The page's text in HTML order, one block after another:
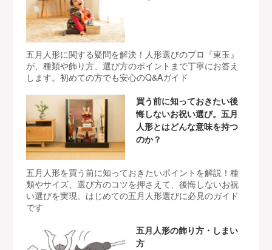
五月人形に関する疑問を解決！人形選びのプロ『東玉』
が、種類や飾り方、選び方のポイントまで丁寧にお答え
します。初めての方でも安心のQ&Aガイド
買う前に知っておきたい後
悔しないお祝い選び。五月
人形とはどんな意味を持つ
のか？
五月人形を買う前に知っておきたいポイントを解説！種
類やサイズ、選び方のコツを押さえて、後悔しないお祝
い選びを実現。はじめての五月人形選びに必見のガイド
です
五月人形の飾り方・しまい
方